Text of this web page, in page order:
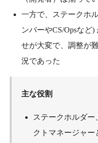
一方で、ステークホ
ンバーやCS/Opsなど
せが大変で、調整が
況であった
主な役割
ステークホルダ
クトマネージャー